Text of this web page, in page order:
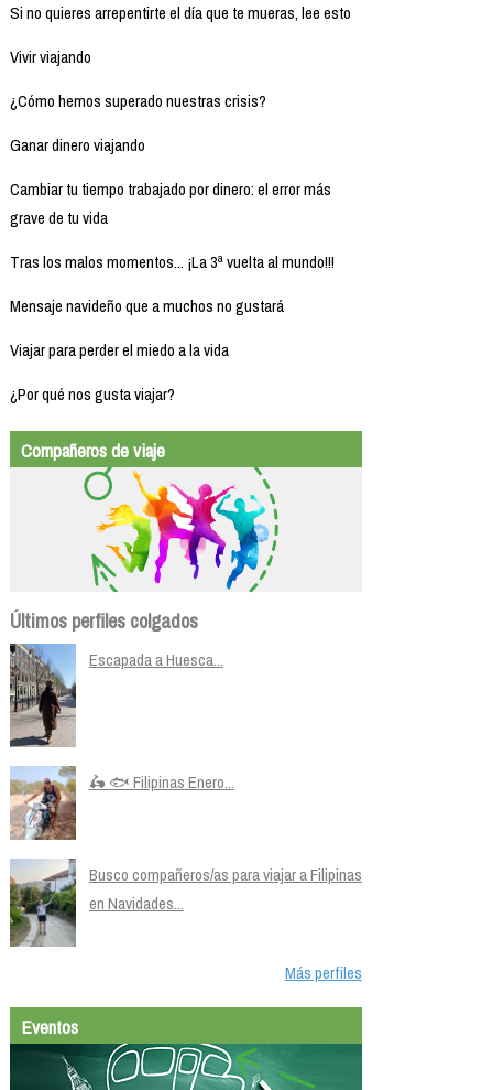
Si no quieres arrepentirte el día que te mueras, lee esto
Vivir viajando
¿Cómo hemos superado nuestras crisis?
Ganar dinero viajando
Cambiar tu tiempo trabajado por dinero: el error más
grave de tu vida
Tras los malos momentos... ¡La 3ª vuelta al mundo!!!
Mensaje navideño que a muchos no gustará
Viajar para perder el miedo a la vida
¿Por qué nos gusta viajar?
Compañeros de viaje
Últimos perfiles colgados
Escapada a Huesca...
🛵 🐟 Filipinas Enero...
Busco compañeros/as para viajar a Filipinas
en Navidades...
Más perfiles
Eventos